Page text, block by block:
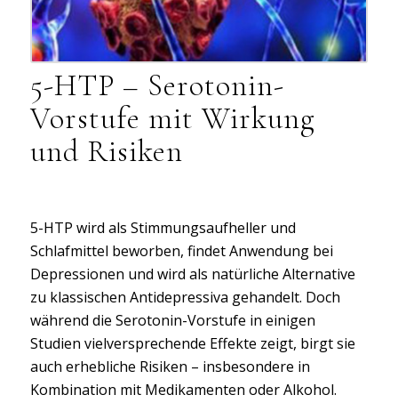
5-HTP – Serotonin-
Vorstufe mit Wirkung
und Risiken
5-HTP wird als Stimmungsaufheller und
Schlafmittel beworben, findet Anwendung bei
Depressionen und wird als natürliche Alternative
zu klassischen Antidepressiva gehandelt. Doch
während die Serotonin-Vorstufe in einigen
Studien vielversprechende Effekte zeigt, birgt sie
auch erhebliche Risiken – insbesondere in
Kombination mit Medikamenten oder Alkohol.